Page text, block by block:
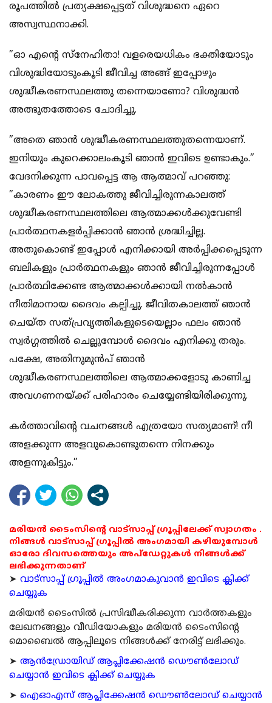
രൂപത്തില്‍ പ്രത്യക്ഷപ്പെട്ടത് വിശുദ്ധനെ ഏറെ
അസ്വസ്ഥനാക്കി.
”ഓ എന്റെ സ്‌നേഹിതാ! വളരെയധികം ഭക്തിയോടും
വിശുദ്ധിയോടുംകൂടി ജീവിച്ച അങ്ങ് ഇപ്പോഴും
ശുദ്ധീകരണസ്ഥലത്തു തന്നെയാണോ? വിശുദ്ധന്‍
അത്ഭുതത്തോടെ ചോദിച്ചു.
”അതെ ഞാന്‍ ശുദ്ധീകരണസ്ഥലത്തുതന്നെയാണ്.
ഇനിയും കുറെക്കാലംകൂടി ഞാന്‍ ഇവിടെ ഉണ്ടാകും.”
വേദനിക്കുന്ന പാവപ്പെട്ട ആ ആത്മാവ് പറഞ്ഞു:
”കാരണം ഈ ലോകത്തു ജീവിച്ചിരുന്നകാലത്ത്
ശുദ്ധീകരണസ്ഥലത്തിലെ ആത്മാക്കള്‍ക്കുവേണ്ടി
പ്രാര്‍ത്ഥനകളര്‍പ്പിക്കാന്‍ ഞാന്‍ ശ്രദ്ധിച്ചില്ല.
അതുകൊണ്ട് ഇപ്പോള്‍ എനിക്കായി അര്‍പ്പിക്കപ്പെടുന്ന
ബലികളും പ്രാര്‍ത്ഥനകളും ഞാന്‍ ജീവിച്ചിരുന്നപ്പോള്‍
പ്രാര്‍ത്ഥിക്കേണ്ട ആത്മാക്കള്‍ക്കായി നല്‍കാന്‍
നീതിമാനായ ദൈവം കല്പിച്ചു. ജീവിതകാലത്ത് ഞാന്‍
ചെയ്ത സത്പ്രവൃത്തികളുടെയെല്ലാം ഫലം ഞാന്‍
സ്വര്‍ഗ്ഗത്തില്‍ ചെല്ലുമ്പോള്‍ ദൈവം എനിക്കു തരും.
പക്ഷേ, അതിനുമുന്‍പ് ഞാന്‍
ശുദ്ധീകരണസ്ഥലത്തിലെ ആത്മാക്കളോടു കാണിച്ച
അവഗണനയ്ക്ക് പരിഹാരം ചെയ്യേണ്ടിയിരിക്കുന്നു.
കര്‍ത്താവിന്റെ വചനങ്ങള്‍ എത്രയോ സത്യമാണ്! നീ
അളക്കുന്ന അളവുകൊണ്ടുതന്നെ നിനക്കും
അളന്നുകിട്ടും.”
മരിയൻ ടൈംസിന്റെ വാട്സാപ്പ് ഗ്രൂപ്പിലേക്ക് സ്വാഗതം .
നിങ്ങൾ വാട്സാപ്പ് ഗ്രൂപ്പിൽ അംഗമായി കഴിയുമ്പോൾ
ഓരോ ദിവസത്തെയും അപ്ഡേറ്റുകൾ നിങ്ങൾക്ക്
ലഭിക്കുന്നതാണ്
➤ വാട്സാപ്പ് ഗ്രൂപ്പിൽ അംഗമാകുവാൻ ഇവിടെ ക്ലിക്ക്
ചെയ്യുക
മരിയന്‍ ടൈംസില്‍ പ്രസിദ്ധീകരിക്കുന്ന വാര്‍ത്തകളും
ലേഖനങ്ങളും വീഡിയോകളും മരിയന്‍ ടൈംസിന്റെ
മൊബൈല്‍ ആപ്പിലൂടെ നിങ്ങള്‍ക്ക് നേരിട്ട് ലഭിക്കും.
➤ ആന്‍ഡ്രോയിഡ് ആപ്ലിക്കേഷന്‍ ഡൌണ്‍ലോഡ്
ചെയ്യാന്‍ ഇവിടെ ക്ലിക്ക് ചെയ്യുക
➤ ഐഓഎസ് ആപ്ലിക്കേഷന്‍ ഡൌണ്‍ലോഡ് ചെയ്യാന്‍